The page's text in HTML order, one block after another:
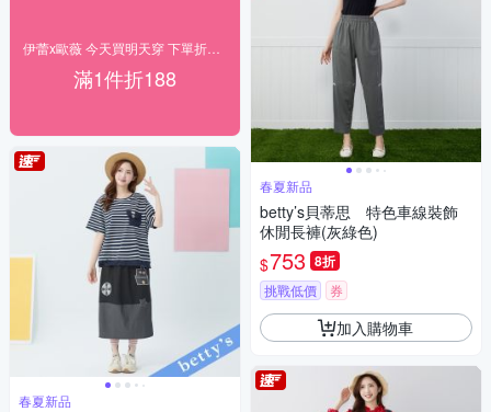
滿1件折188
春夏新品
春夏新品
betty’s貝蒂思 特色車線裝飾
休閒長褲(灰綠色)
$753 8折
挑戰低價 券
加入購物車